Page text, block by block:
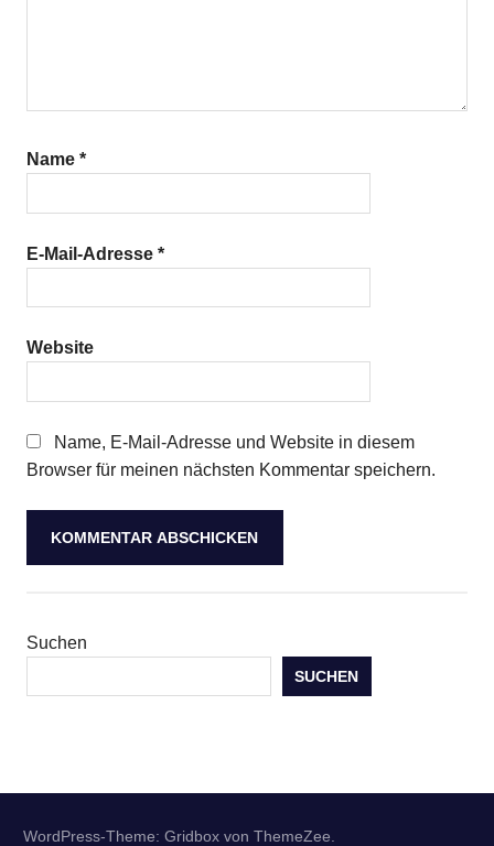
Name *
E-Mail-Adresse *
Website
Name, E-Mail-Adresse und Website in diesem
Browser für meinen nächsten Kommentar speichern.
Suchen
SUCHEN
WordPress-Theme: Gridbox von ThemeZee.